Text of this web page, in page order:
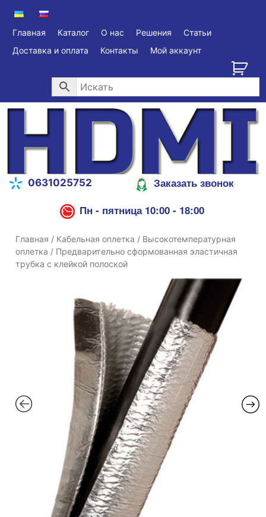
Главная Каталог О нас Решения
Статьи
Доставка и оплата
Контакты Мой аккаунт
0631025752
Заказать звонок
Пн - пятница 10:00 - 18:00
Главная / Кабельная оплетка / Высокотемпературная
оплетка / Предварительно сформованная эластичная
трубка с клейкой полоской